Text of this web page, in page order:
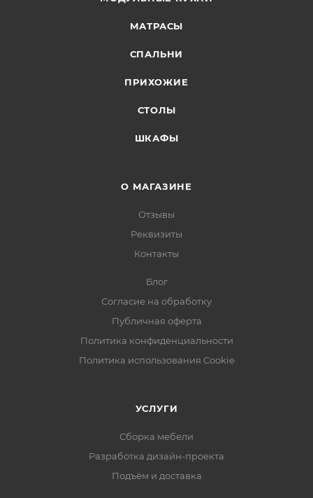
МАТРАСЫ
СПАЛЬНИ
ПРИХОЖИЕ
СТОЛЫ
ШКАФЫ
О МАГАЗИНЕ
Отзывы
Реквизиты
Контакты
Блог
Согласие на обработку
Публичная оферта
Политика конфиденциальности
Политика использования Cookie
УСЛУГИ
Сборка мебели
Разработка дизайн-проекта
Подъём и доставка